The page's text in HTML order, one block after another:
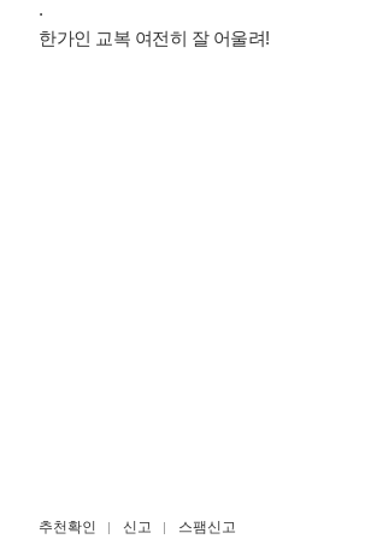
.
한가인 교복 여전히 잘 어울려!
추천확인 신고 스팸신고